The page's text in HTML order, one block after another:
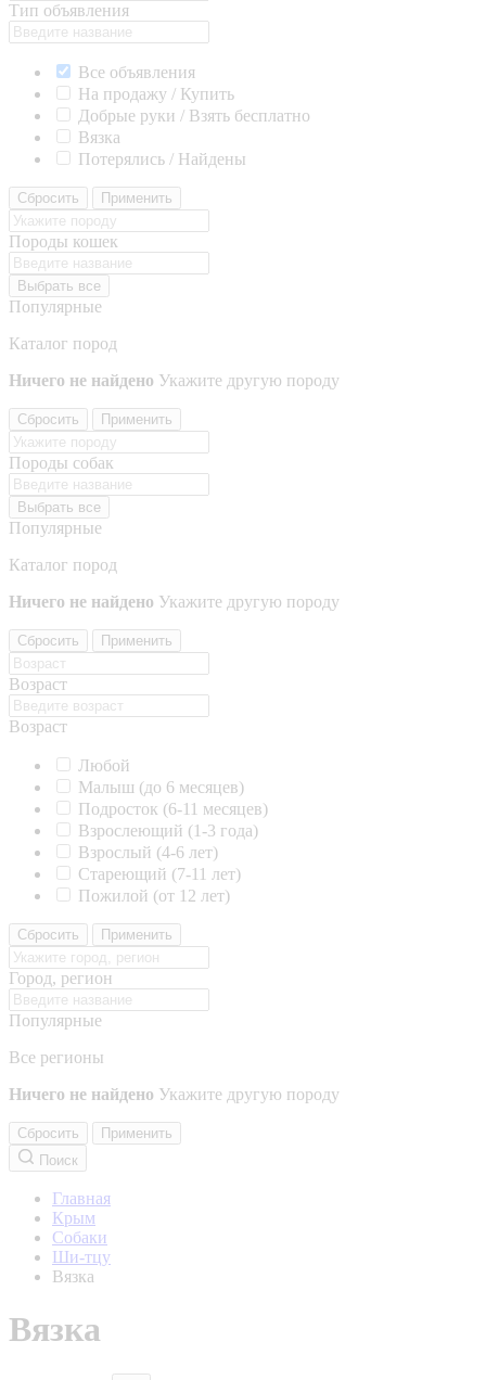
Тип объявления
Все объявления
На продажу / Купить
Добрые руки / Взять бесплатно
Вязка
Потерялись / Найдены
Сбросить Применить
Породы кошек
Выбрать все
Популярные
Каталог пород
Ничего не найдено Укажите другую породу
Сбросить Применить
Породы собак
Выбрать все
Популярные
Каталог пород
Ничего не найдено Укажите другую породу
Сбросить Применить
Возраст
Возраст
Любой
Малыш (до 6 месяцев)
Подросток (6-11 месяцев)
Взрослеющий (1-3 года)
Взрослый (4-6 лет)
Стареющий (7-11 лет)
Пожилой (от 12 лет)
Сбросить Применить
Город, регион
Популярные
Все регионы
Ничего не найдено Укажите другую породу
Сбросить
Применить
Поиск
Главная
Крым
Собаки
Ши-тцу
Вязка
Вязка